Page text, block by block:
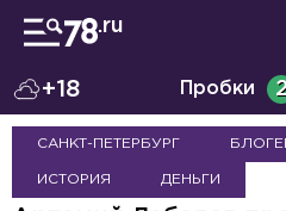
+18 Пробки
САНКТ-ПЕТЕРБУРГ
ИСТОРИЯ ДЕНЬГИ